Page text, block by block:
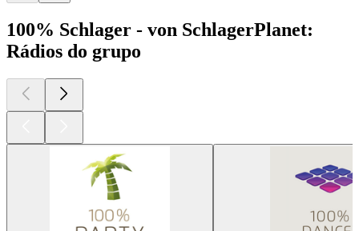
100% Schlager - von SchlagerPlanet:
Rádios do grupo